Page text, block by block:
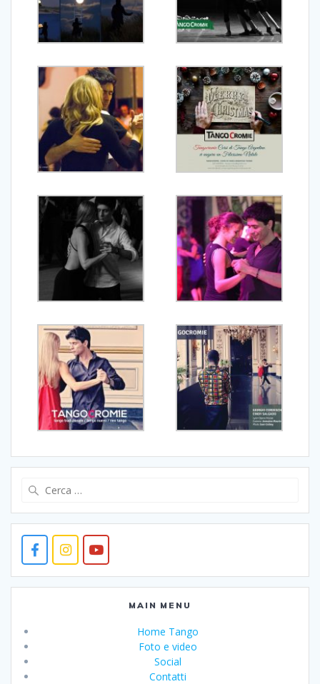
MAIN MENU
Home Tango
Foto e video
Social
Contatti